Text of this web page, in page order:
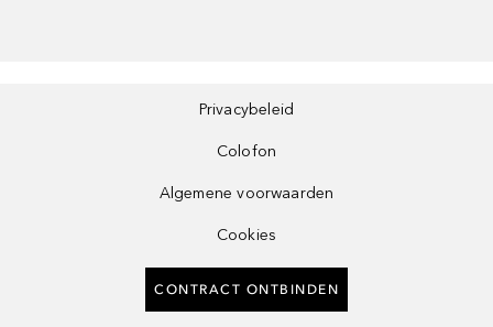
Privacybeleid
Colofon
Algemene voorwaarden
Cookies
CONTRACT ONTBINDEN